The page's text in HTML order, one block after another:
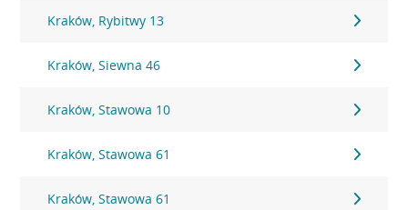
Kraków, Rybitwy 13
Kraków, Siewna 46
Kraków, Stawowa 10
Kraków, Stawowa 61
Kraków, Stawowa 61